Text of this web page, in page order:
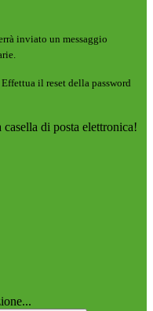
inviato un messaggio
il reset della password
di posta elettronica!